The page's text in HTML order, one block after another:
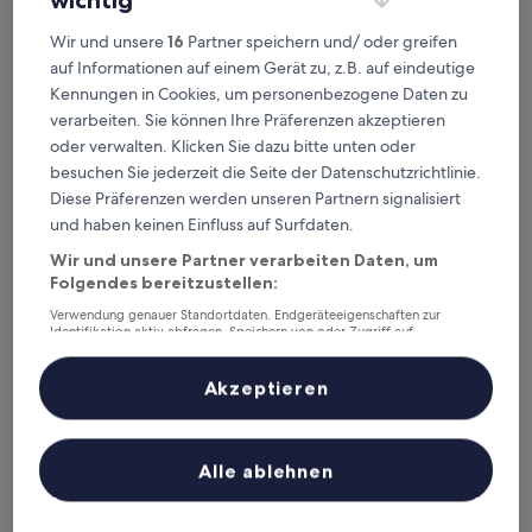
2. TELLUS. Qingchengshan Hot Spring
Hotel
TELLUS. Qingchengshan Hot Spring Hotel
2.5-
Sterne-
Unterkunft
Dujiangyan, 1,3 km von Bahnhof Qingchengshan entfernt
Der
89 €
inkl. Steuern & Gebühren
Qingcheng Mountain Qingcheng House Inn
Wir und unsere16 Partner speichern und/ oder greifen
auf Informationen auf einem Gerät zu, z.B. auf eindeutige
Kennungen in Cookies, um personenbezogene Daten zu
verarbeiten. Sie können Ihre Präferenzen akzeptieren
oder verwalten. Klicken Sie dazu bitte unten oder
besuchen Sie jederzeit die Seite der Datenschutzrichtlinie.
Diese Präferenzen werden unseren Partnern signalisiert
und haben keinen Einfluss auf Surfdaten.
Wir und unsere Partner verarbeiten Daten, um
Folgendes bereitzustellen:
Verwendung genauer Standortdaten. Endgeräteeigenschaften zur
Identifikation aktiv abfragen. Speichern von oder Zugriff auf
Inhalte, Messung von Werbeleistung und der Performance von Inhalten,
Zielgruppenforschung sowie Entwicklung und Verbesserung von
Liste der Partner (Lieferanten)
Alle ablehnen
Akzeptieren